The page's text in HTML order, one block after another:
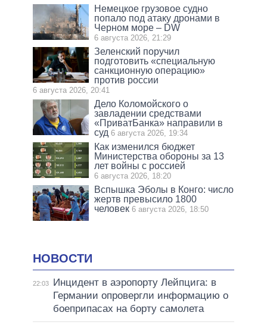
Немецкое грузовое судно
попало под атаку дронами в
Черном море – DW
6 августа 2026, 21:29
Зеленский поручил
подготовить «специальную
санкционную операцию»
против россии
6 августа 2026, 20:41
Дело Коломойского о
завладении средствами
«ПриватБанка» направили в
суд 6 августа 2026, 19:34
Как изменился бюджет
Министерства обороны за 13
лет войны с россией
6 августа 2026, 18:20
Вспышка Эболы в Конго: число
жертв превысило 1800
человек 6 августа 2026, 18:50
НОВОСТИ
22:03
Инцидент в аэропорту Лейпцига: в
Германии опровергли информацию о
боеприпасах на борту самолета